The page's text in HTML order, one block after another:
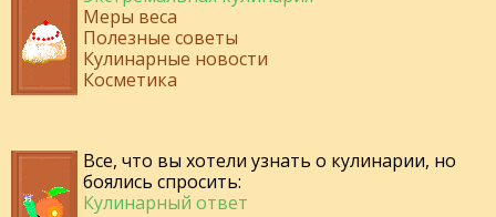
Меры веса
Полезные советы
Кулинарные новости
Косметика
Все, что вы хотели узнать о кулинарии, но
боялись спросить:
Кулинарный ответ